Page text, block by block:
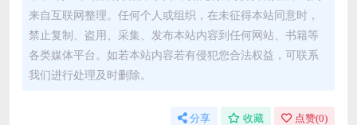
来自互联网整理。任何个人或组织，在未征得本站同意时，
禁止复制、盗用、采集、发布本站内容到任何网站、书籍等
各类媒体平台。如若本站内容若有侵犯您合法权益，可联系
我们进行处理及时删除。
分享 收藏 点赞(0)